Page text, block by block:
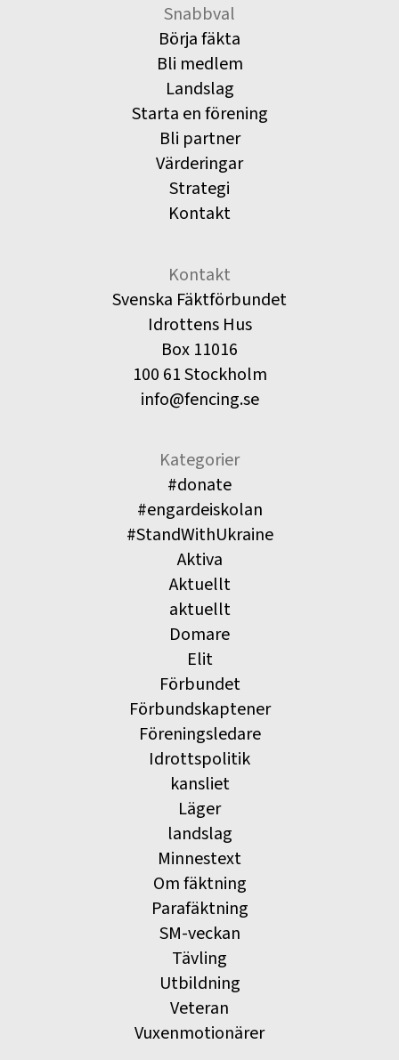
Snabbval
Börja fäkta
Bli medlem
Landslag
Starta en förening
Bli partner
Värderingar
Strategi
Kontakt
Kontakt
Svenska Fäktförbundet
Idrottens Hus
Box 11016
100 61 Stockholm
info@fencing.se
Kategorier
#donate
#engardeiskolan
#StandWithUkraine
Aktiva
Aktuellt
aktuellt
Domare
Elit
Förbundet
Förbundskaptener
Föreningsledare
Idrottspolitik
kansliet
Läger
landslag
Minnestext
Om fäktning
Parafäktning
SM-veckan
Tävling
Utbildning
Veteran
Vuxenmotionärer